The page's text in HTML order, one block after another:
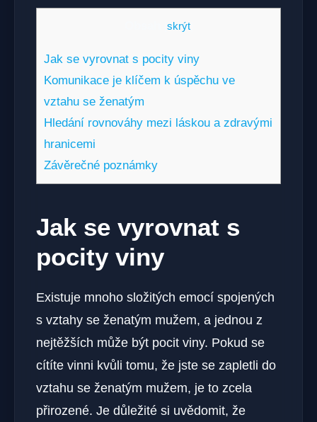
skrýt]
Jak se vyrovnat s pocity viny
Komunikace je klíčem k úspěchu ve
vztahu se ženatým
Hledání rovnováhy mezi láskou a zdravými
hranicemi
Závěrečné poznámky
Jak se vyrovnat s
pocity viny
Existuje mnoho složitých emocí spojených
s vztahy se ženatým mužem, a jednou z
nejtěžších může být pocit viny. Pokud se
cítíte vinni kvůli tomu, že jste se zapletli do
vztahu se ženatým mužem, je to zcela
přirozené. Je důležité si uvědomit, že